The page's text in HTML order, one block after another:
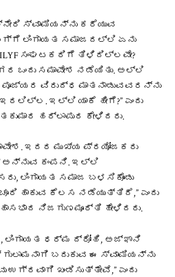
ಸ್ವಾಮಿಯನ್ನು ಕರೆಯುವ
ಬಗ್ಗೆ ಲಿಂಗಾಯತ ಸಮಾಜದಲ್ಲಿ ಏನು
ಸಂಘಟಕರಿಗೆ ತಿಳಿದಿಲ್ಲವೇ?
ಒಂದು ಸಮಾವೇಶ ನಡೆಯಿತು. ಅಲ್ಲಿ
ವಿರುದ್ಧ ಮಾತನಾಡುವವರನ್ನು
ಇಲ್ಲಿ ಯಾಕೆ ಹೀಗೆ?” ಎಂದು
ಹರ್ಲಾಪುರ ಕೇಳಿದರು.
ಇದರ ಮುಖ್ಯ ಪ್ರಯೋಜಕರು
ಅನ್ನುವ ಕಂಪನಿ. ಇಲ್ಲಿ
ಲಿಂಗಾಯತ ಸಮಾಜ ಬಳಸಿಕೊಂಡು
ಹಾಕುವ ಕೆಲಸ ನಡೆಯುತ್ತಿದೆ,” ಎಂದು
ನಿಜಗುಣಮೂರ್ತಿ ಹೇಳಿದರು.
ಧರ್ಮ ದ್ರೋಹಿ, ಅಜ್ಞಾನಿ
ಬದುಕುವ ಈ ಸ್ವಾಮಿಯನ್ನು
ಉಗ್ರವಾಗಿ ಖಂಡಿಸುತ್ತೇವೆ,” ಎಂದು